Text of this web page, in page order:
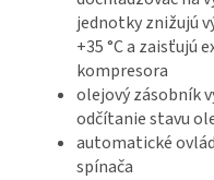
jednotky znižujú
+35 °C a zaisťujú
kompresora
olejový zásobník
odčítanie stavu
automatické
spínača